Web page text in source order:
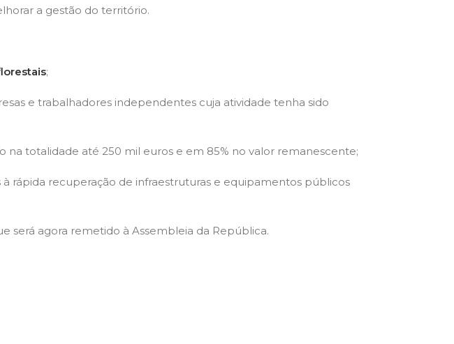
a gestão do território.
;
e trabalhadores independentes cuja atividade tenha sido
na totalidade até 250 mil euros e em 85% no valor remanescente;
rápida recuperação de infraestruturas e equipamentos públicos
será agora remetido à Assembleia da República.